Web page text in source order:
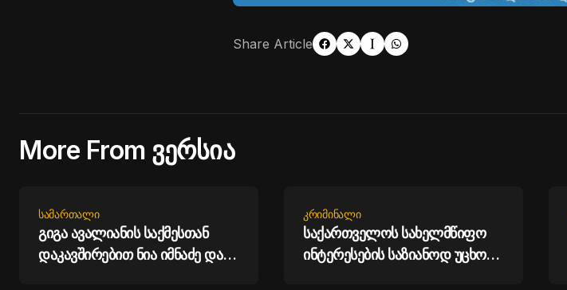
Share Article
More From ვერსია
ᲡᲐᲛᲐᲠᲗᲐᲚᲘ
გიგა ავალიანის საქმესთან
დაკავშირებით ნია იმნაძე და
ᲙᲠᲘᲛᲘᲜᲐᲚᲘ
საქართველოს სახელმწიფო
ინტერესების საზიანოდ უცხო